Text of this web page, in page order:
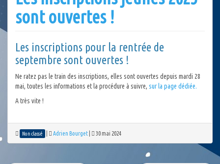
sont ouvertes !
Les inscriptions pour la rentrée de
septembre sont ouvertes !
Ne ratez pas le train des inscriptions, elles sont ouvertes depuis mardi 28
mai, toutes les informations et la procédure à suivre, sur la page dédiée.
A très vite !
Non classé Adrien Bourget 30 mai 2024